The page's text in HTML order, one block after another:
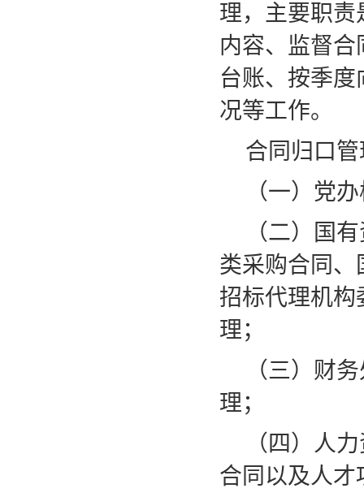
理，主要职
内容、监督
台账、按季
况等工作。
合同归口
（一）党
（二）国
类采购合同
招标代理机
理；
（三）财
理；
（四）人
合同以及人才